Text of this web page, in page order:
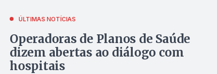
ÚLTIMAS NOTÍCIAS
Operadoras de Planos de Saúde
dizem abertas ao diálogo com
hospitais